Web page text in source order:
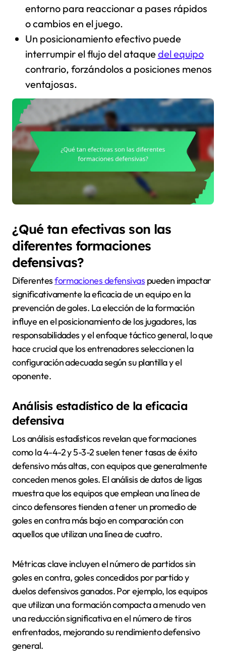
entorno para reaccionar a pases rápidos
o cambios en el juego.
Un posicionamiento efectivo puede
interrumpir el flujo del ataque del equipo
contrario, forzándolos a posiciones menos
ventajosas.
¿Qué tan efectivas son las
diferentes formaciones
defensivas?
Diferentesformaciones defensivas pueden impactar
significativamente la eficacia de un equipo en la
prevención de goles. La elección de la formación
influye en el posicionamiento de los jugadores, las
responsabilidades y el enfoque táctico general, lo que
hace crucial que los entrenadores seleccionen la
configuración adecuada según su plantilla y el
oponente.
Análisis estadístico de la eficacia
defensiva
Los análisis estadísticos revelan que formaciones
como la 4-4-2 y 5-3-2 suelen tener tasas de éxito
defensivo más altas, con equipos que generalmente
conceden menos goles. El análisis de datos de ligas
muestra que los equipos que emplean una línea de
cinco defensores tienden a tener un promedio de
goles en contra más bajo en comparación con
aquellos que utilizan una línea de cuatro.
Métricas clave incluyen el número de partidos sin
goles en contra, goles concedidos por partido y
duelos defensivos ganados. Por ejemplo, los equipos
que utilizan una formación compacta a menudo ven
una reducción significativa en el número de tiros
enfrentados, mejorando su rendimiento defensivo
general.